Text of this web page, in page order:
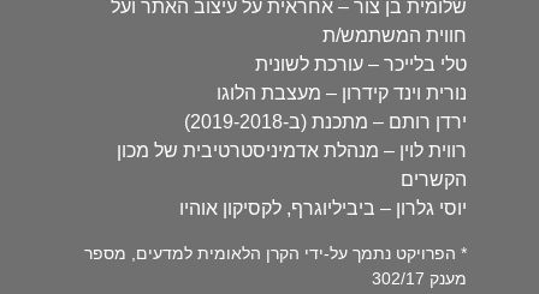
שלומית בן צור – אחראית על עיצוב האתר ועל
חווית המשתמש/ת
טלי בלייכר – עורכת לשונית
נורית וינד קידרון – מעצבת הלוגו
ירדן רותם – מתכנת (ב-2019-2018)
רווית לוין – מנהלת אדמיניסטרטיבית של מכון
הקשרים
יוסי גלרון – ביביליוגרף, לקסיקון אוהיו
* הפרויקט נתמך על-ידי הקרן הלאומית למדעים, מספר
מענק 302/17